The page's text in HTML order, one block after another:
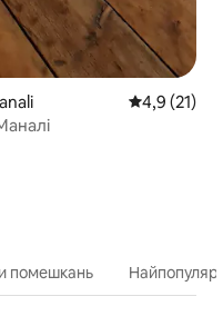
Середня
4,9 (21)
помешкань